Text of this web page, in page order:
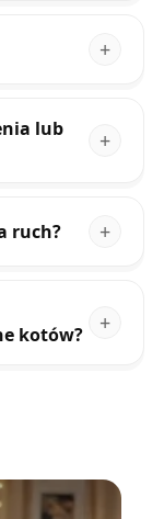
lub
ruch?
kotów?